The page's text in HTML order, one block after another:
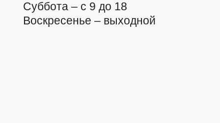
Суббота – с 9 до 18
Воскресенье – выходной